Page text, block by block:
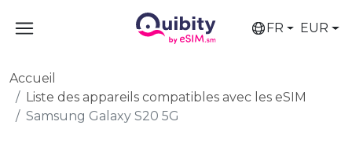
FR EUR
Accueil
Liste des appareils compatibles avec les eSIM
Samsung Galaxy S20 5G